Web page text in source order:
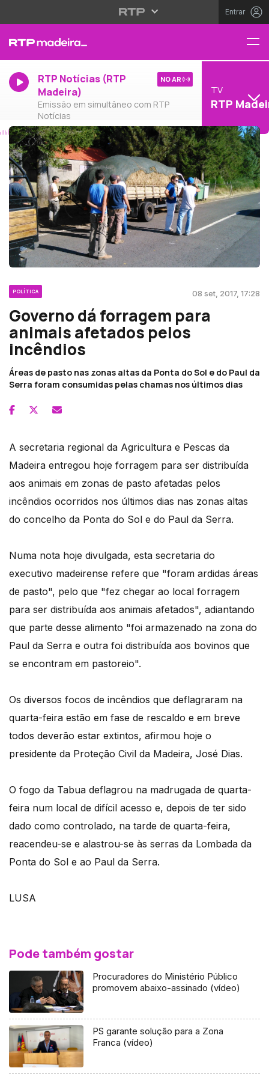
Entrar
RTP Notícias (RTP
Madeira)
Emissão em simultâneo com RTP
Notícias
NO AR
TV
RTP
POLÍTICA 08 set, 2017, 17:28
Governo dá forragem para
animais afetados pelos
incêndios
Áreas de pasto nas zonas altas da Ponta do Sol e do Paul da
Serra foram consumidas pelas chamas nos últimos dias
A secretaria regional da Agricultura e Pescas da
Madeira entregou hoje forragem para ser distribuída
aos animais em zonas de pasto afetadas pelos
incêndios ocorridos nos últimos dias nas zonas altas
do concelho da Ponta do Sol e do Paul da Serra.
Numa nota hoje divulgada, esta secretaria do
executivo madeirense refere que "foram ardidas áreas
de pasto", pelo que "fez chegar ao local forragem
para ser distribuída aos animais afetados", adiantando
que parte desse alimento "foi armazenado na zona do
Paul da Serra e outra foi distribuída aos bovinos que
se encontram em pastoreio".
Os diversos focos de incêndios que deflagraram na
quarta-feira estão em fase de rescaldo e em breve
todos deverão estar extintos, afirmou hoje o
presidente da Proteção Civil da Madeira, José Dias.
O fogo da Tabua deflagrou na madrugada de quarta-
feira num local de difícil acesso e, depois de ter sido
dado como controlado, na tarde de quarta-feira,
reacendeu-se e alastrou-se às serras da Lombada da
Ponta do Sol e ao Paul da Serra.
LUSA
Pode também gostar
Procuradores do Ministério Público
promovem abaixo-assinado (vídeo)
PS garante solução para a Zona
Franca (vídeo)